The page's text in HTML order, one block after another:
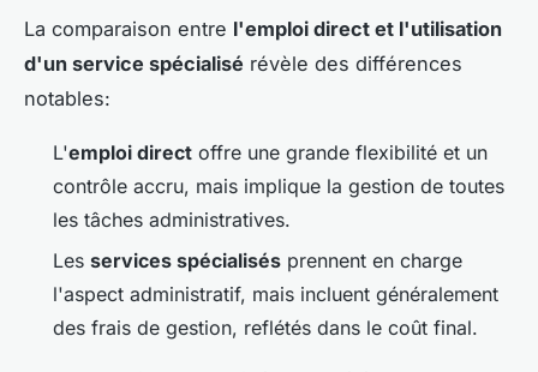
La comparaison entre l'emploi direct et l'utilisation
d'un service spécialisé révèle des différences
notables:
L'emploi direct offre une grande flexibilité et un
contrôle accru, mais implique la gestion de toutes
les tâches administratives.
Les services spécialisés prennent en charge
l'aspect administratif, mais incluent généralement
des frais de gestion, reflétés dans le coût final.